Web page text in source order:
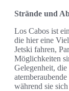
Strände und
Los Cabos ist
die hier eine
Jetski fahren,
Möglichkeiten
Gelegenheit,
während sie